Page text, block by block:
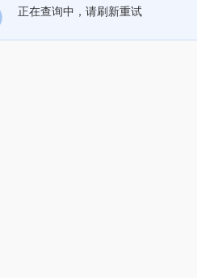
正在查询中，请刷新重试